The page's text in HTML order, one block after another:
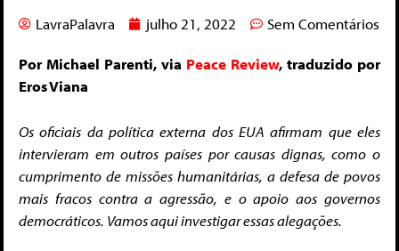
LavraPalavra julho 21, 2022 Sem Comentários
Por Michael Parenti, via Peace Review, traduzido por
Eros Viana
Os oficiais da política externa dos EUA afirmam que eles
intervieram em outros países por causas dignas, como o
cumprimento de missões humanitárias, a defesa de povos
mais fracos contra a agressão, e o apoio aos governos
democráticos. Vamos aqui investigar essas alegações.